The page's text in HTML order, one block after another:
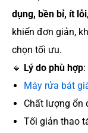
dụng, bền bỉ, ít lỗi
khiển đơn giản,
chọn tối ưu.
🔹 Lý do phù hợp:
Máy rửa bát
Chất lượng ổn
Tối giản thao